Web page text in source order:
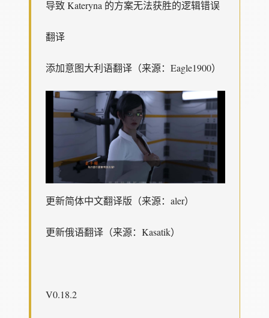
导致 Kateryna 的方案无法获胜的逻辑错误
翻译
添加意图大利语翻译（来源：Eagle1900）
更新简体中文翻译版（来源：aler）
更新俄语翻译（来源：Kasatik）
V0.18.2